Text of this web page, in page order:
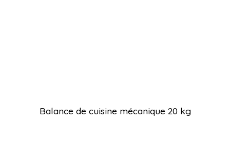
Balance de cuisine mécanique 20 kg